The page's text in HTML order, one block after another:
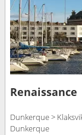
Renaissance
Dunkerque >
Dunkerque